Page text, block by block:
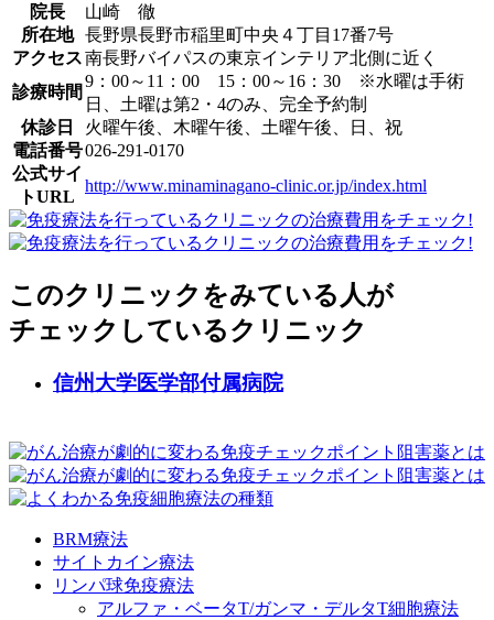
院長
山崎 徹
所在地
長野県長野市稲里町中央４丁目17番7号
アクセス南長野バイパスの東京インテリア北側に近く
診療時間
9：00～11：00 15：00～16：30 ※水曜は手術
日、土曜は第2・4のみ、完全予約制
休診日
火曜午後、木曜午後、土曜午後、日、祝
電話番号026-291-0170
公式サイ
トURL
http://www.minaminagano-clinic.or.jp/index.html
このクリニックをみている人が
チェックしているクリニック
信州大学医学部付属病院
BRM療法
サイトカイン療法
リンパ球免疫療法
アルファ・ベータT/ガンマ・デルタT細胞療法